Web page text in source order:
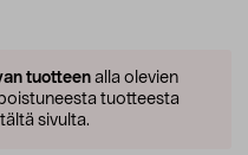
tuotteenalla olevien
tuotteesta
sivulta.